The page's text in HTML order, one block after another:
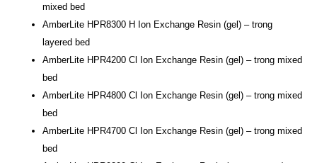
mixed bed
AmberLite HPR8300 H Ion Exchange Resin (gel) – trong
layered bed
AmberLite HPR4200 Cl Ion Exchange Resin (gel) – trong mixed
bed
AmberLite HPR4800 Cl Ion Exchange Resin (gel) – trong mixed
bed
AmberLite HPR4700 Cl Ion Exchange Resin (gel) – trong mixed
bed